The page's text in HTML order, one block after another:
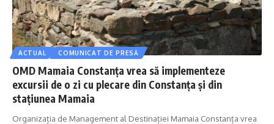
ACTUAL COMUNICAT DE PRESĂ
OMD Mamaia Constanța vrea să implementeze
excursii de o zi cu plecare din Constanța și din
stațiunea Mamaia
Organizația de Management al Destinației Mamaia Constanța vrea